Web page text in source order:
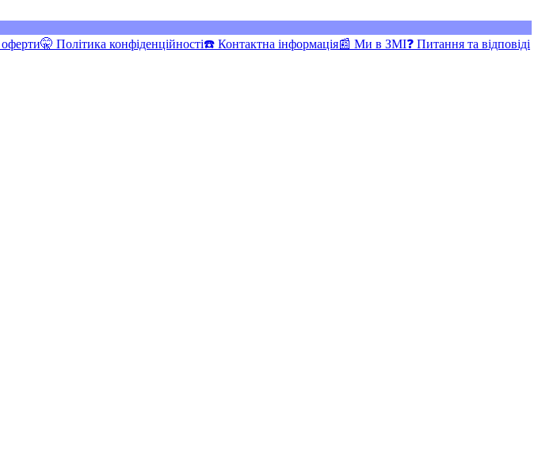
оферти🤫 Політика конфіденційності☎️ Контактна інформація📰 Ми в ЗМІ❓ Питання та відповіді